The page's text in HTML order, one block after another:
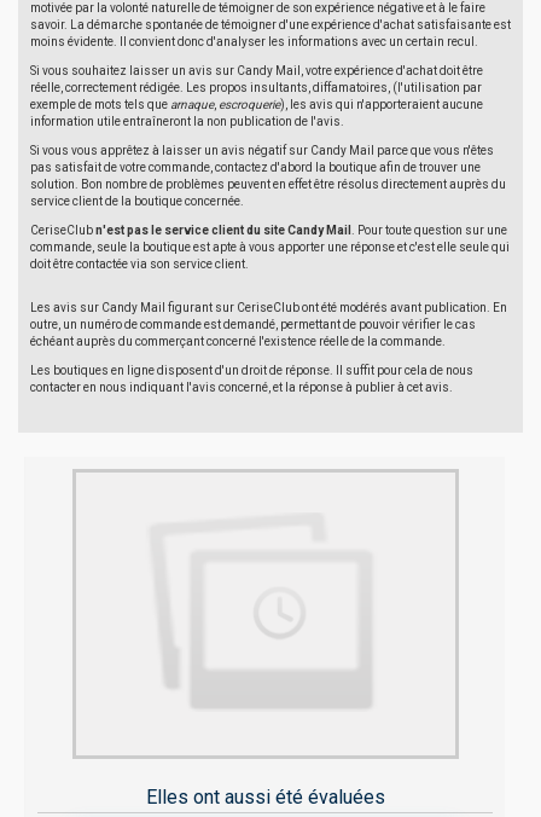
motivée par la volonté naturelle de témoigner de son expérience négative et à le faire
savoir. La démarche spontanée de témoigner d'une expérience d'achat satisfaisante est
moins évidente. Il convient donc d'analyser les informations avec un certain recul.
Si vous souhaitez laisser un avis sur Candy Mail, votre expérience d'achat doit être
réelle, correctement rédigée. Les propos insultants, diffamatoires, (l'utilisation par
exemple de mots tels que arnaque, escroquerie), les avis qui n'apporteraient aucune
information utile entraîneront la non publication de l'avis.
Si vous vous apprêtez à laisser un avis négatif sur Candy Mail parce que vous n'êtes
pas satisfait de votre commande, contactez d'abord la boutique afin de trouver une
solution. Bon nombre de problèmes peuvent en effet être résolus directement auprès du
service client de la boutique concernée.
CeriseClubn'est pas le service client du site Candy Mail
. Pour toute question sur une
commande, seule la boutique est apte à vous apporter une réponse et c'est elle seule qui
doit être contactée via son service client.
Les avis sur Candy Mail figurant sur CeriseClub ont été modérés avant publication. En
outre, un numéro de commande est demandé, permettant de pouvoir vérifier le cas
échéant auprès du commerçant concerné l'existence réelle de la commande.
Les boutiques en ligne disposent d'un droit de réponse. Il suffit pour cela de nous
contacter en nous indiquant l'avis concerné, et la réponse à publier à cet avis.
Elles ont aussi été évaluées